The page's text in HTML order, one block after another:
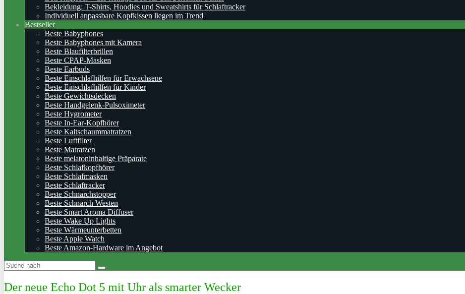
Bekleidung: T-Shirts, Hoodies und Sweatshirts für Schlaftracker
Individuell anpassbare Kopfkissen liegen im Trend
Bestseller
Beste Babyphones
Beste Babyphones mit Kamera
Beste Blaufilterbrillen
Beste CPAP-Masken
Beste Earbuds
Beste Einschlafhilfen für Erwachsene
Beste Einschlafhilfen für Kinder
Beste Gewichtsdecken
Beste Handgelenk-Pulsoximeter
Beste Hygrometer
Beste In-Ear-Kopfhörer
Beste Kaltschaummatratzen
Beste Luftfilter
Beste Matratzen
Beste melatoninhaltige Präparate
Beste Schlafkopfhörer
Beste Schlafmasken
Beste Schlaftracker
Beste Schnarchstopper
Beste Schnarch Westen
Beste Smart Aroma Diffuser
Beste Wake Up Lights
Beste Wärmeunterbetten
Beste Apple Watch
Beste Amazon-Hardware im Angebot
Der neue Echo Dot 5 mit Uhr als smarter Wecker